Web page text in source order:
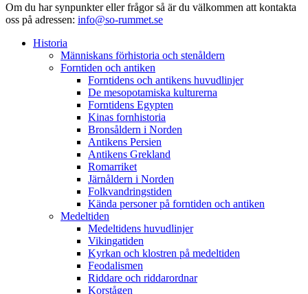
Om du har synpunkter eller frågor så är du välkommen att kontakta
oss på adressen: info@so-rummet.se
Historia
Människans förhistoria och stenåldern
Forntiden och antiken
Forntidens och antikens huvudlinjer
De mesopotamiska kulturerna
Forntidens Egypten
Kinas fornhistoria
Bronsåldern i Norden
Antikens Persien
Antikens Grekland
Romarriket
Järnåldern i Norden
Folkvandringstiden
Kända personer på forntiden och antiken
Medeltiden
Medeltidens huvudlinjer
Vikingatiden
Kyrkan och klostren på medeltiden
Feodalismen
Riddare och riddarordnar
Korstågen